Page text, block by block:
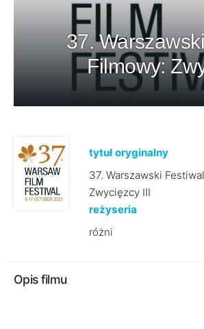
37.
Filmowy:
tytuł oryginalny
37. Warszawski
Zwycięzcy III
reżyseria
różni
Opis filmu